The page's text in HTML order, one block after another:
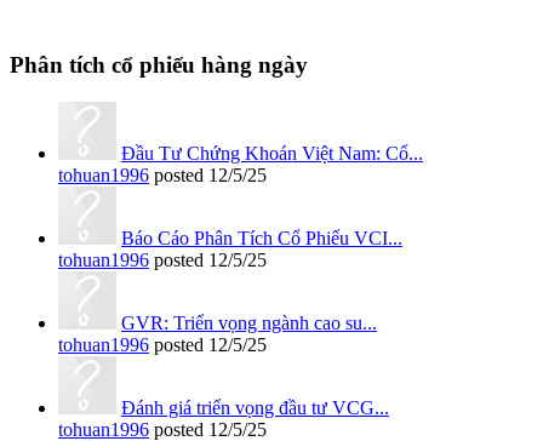
Phân tích cổ phiếu hàng ngày
Đầu Tư Chứng Khoán Việt Nam: Cổ...
tohuan1996 posted 12/5/25
Báo Cáo Phân Tích Cổ Phiếu VCI...
tohuan1996 posted 12/5/25
GVR: Triển vọng ngành cao su...
tohuan1996 posted 12/5/25
Đánh giá triển vọng đầu tư VCG...
tohuan1996 posted 12/5/25